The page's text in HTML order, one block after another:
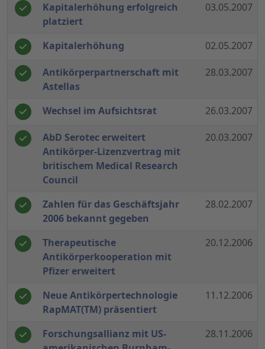
Kapitalerhöhung erfolgreich
platziert
03.05.2007
Kapitalerhöhung 02.05.2007
Antikörperpartnerschaft mit
Astellas
28.03.2007
Wechsel im Aufsichtsrat 26.03.2007
AbD Serotec erweitert
Antikörper-Lizenzvertrag mit
britischem Medical Research
Council
20.03.2007
Zahlen für das Geschäftsjahr
2006 bekannt gegeben
28.02.2007
Therapeutische
Antikörperkooperation mit
Pfizer erweitert
20.12.2006
Neue Antikörpertechnologie
RapMAT(TM) präsentiert
11.12.2006
Forschungsallianz mit US-
28.11.2006